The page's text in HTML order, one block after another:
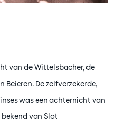
van de Wittelsbacher, de
De zelfverzekerde,
was een achternicht van
bekend van Slot